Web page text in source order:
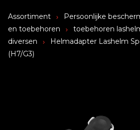
Assortiment Persoonlijke
en toebehoren
toebehoren
diversen
Helmadapter Lashelm
(H7/G3)